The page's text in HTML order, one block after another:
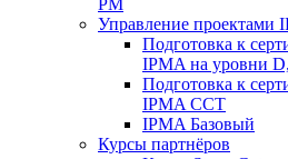
PM
Управление проектами
Подготовка к
IPMA на уровни
Подготовка к
IPMA CCT
IPMA Базовый
Курсы партнёров